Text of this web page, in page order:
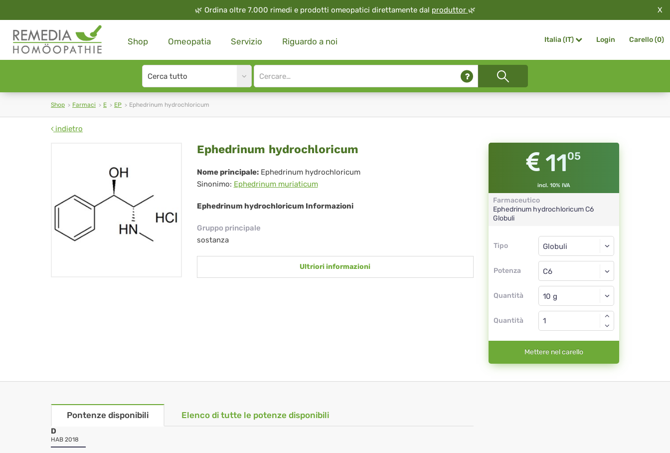
🌿 Ordina oltre 7.000 rimedi e prodotti omeopatici direttamente dal produttor 🌿 X
Shop Omeopatia Servizio Riguardo a noi Italia (IT) Login Carello (0)
Search
type
Site
search
Shop Farmaci E EP Ephedrinum hydrochloricum
indietro
Ephedrinum
hydrochloricum
Ephedrinum hydrochloricum
Nome principale: Ephedrinum hydrochloricum
Sinonimo: Ephedrinum muriaticum
Ephedrinum hydrochloricum Informazioni
Gruppo principale
sostanza
Ultriori informazioni
1105
incl. 10% IVA
Farmaceutico
Ephedrinum hydrochloricumC6
Globuli
Tipo
Tipo
Potenza
Globuli
C6
Quantità
Globuli
Quantità
Mettere nel carello
Pontenze disponibili Elenco di tutte le potenze disponibili
D
HAB 2018